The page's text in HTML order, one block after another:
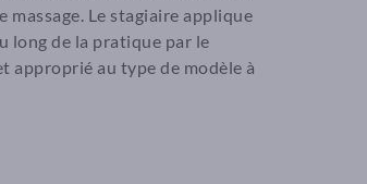
massage. Le stagiaire applique
long de la pratique par le
approprié au type de modèle à